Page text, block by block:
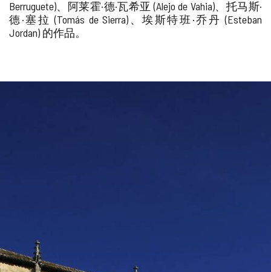
中
添
加/
删
片
Berruguete)、阿莱霍·德·瓦希亚 (Alejo de Vahia)、托马斯·
德·塞拉 (Tomás de Sierra)、埃斯特班·乔丹 (Esteban
Jordan) 的作品。